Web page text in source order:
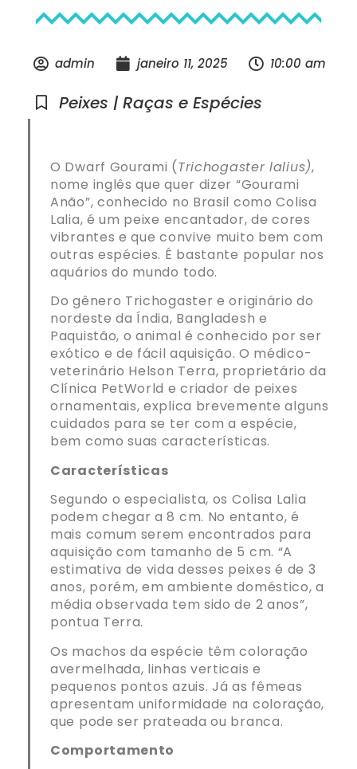
admin janeiro 11, 2025 10:00 am
Peixes | Raças e Espécies
O Dwarf Gourami (Trichogaster lalius),
nome inglês que quer dizer “Gourami
Anão”, conhecido no Brasil como Colisa
Lalia, é um peixe encantador, de cores
vibrantes e que convive muito bem com
outras espécies. É bastante popular nos
aquários do mundo todo.
Do gênero Trichogaster e originário do
nordeste da Índia, Bangladesh e
Paquistão, o animal é conhecido por ser
exótico e de fácil aquisição. O médico-
veterinário Helson Terra, proprietário da
Clínica PetWorld e criador de peixes
ornamentais, explica brevemente alguns
cuidados para se ter com a espécie,
bem como suas características.
Características
Segundo o especialista, os Colisa Lalia
podem chegar a 8 cm. No entanto, é
mais comum serem encontrados para
aquisição com tamanho de 5 cm. “A
estimativa de vida desses peixes é de 3
anos, porém, em ambiente doméstico, a
média observada tem sido de 2 anos”,
pontua Terra.
Os machos da espécie têm coloração
avermelhada, linhas verticais e
pequenos pontos azuis. Já as fêmeas
apresentam uniformidade na coloração,
que pode ser prateada ou branca.
Comportamento